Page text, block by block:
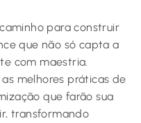
para construir
que não só capta a
com maestria.
melhores práticas de
que farão sua
transformando